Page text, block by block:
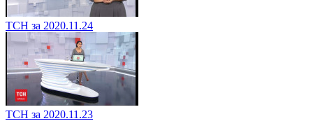
ТСН за 2020.11.24
ТСН за 2020.11.23